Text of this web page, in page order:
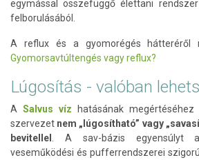
egymással összefüggő élettani
felborulásából.
A reflux és a gyomorégés hátteréről
Gyomorsavtúltengés vagy reflux?
Lúgosítás - valóban
A Salvus víz hatásának
szervezet nem „lúgosítható” vagy
bevitellel
. A sav-bázis egyensúlyt
veseműködési és pufferrendszerei